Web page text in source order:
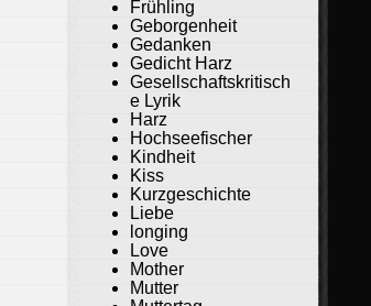
Frühling
Geborgenheit
Gedanken
Gedicht Harz
Gesellschaftskritisch
e Lyrik
Harz
Hochseefischer
Kindheit
Kiss
Kurzgeschichte
Liebe
longing
Love
Mother
Mutter